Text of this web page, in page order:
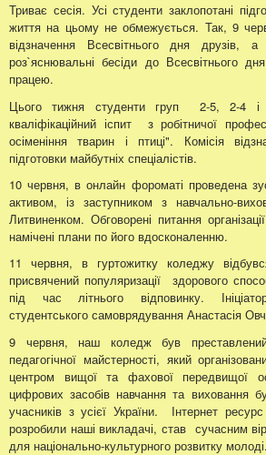
Триває сесія. Усі студенти заклопотані
життя на цьому не обмежується. Так, 9
відзначення Всесвітнього дня друзів,
роз`яснювальні бесіди до Всесвітнього
працею.
Цього тижня студенти груп 2-5, 2-4 і
кваліфікаційний іспит з робітничої
осіменіння тварин і птиці". Комісія
підготовки майбутніх спеціалістів.
10 червня, в онлайн фороматі проведена
активом, із заступником з навчально-
Литвиненком. Обговорені питання
намічені плани по його вдосконаленню.
11 червня, в гуртожитку коледжу
присвячений популяризації здорового
під час літнього відповинку.
студентського самоврядування Анастасія
9 червня, наш коледж був
педагогічної майстерності, який
центром вищої та фахової передвищої
цифрових засобів навчання та виховання
учасників з усієї України. Інтернет
розробили наші викладачі, став сучасним
для національно-культурного розвитку молоді.